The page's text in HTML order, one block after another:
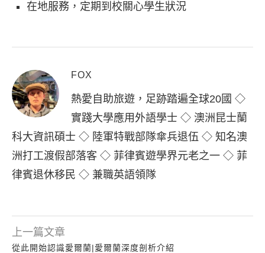
在地服務，定期到校關心學生狀況
FOX
熱愛自助旅遊，足跡踏遍全球20國 ◇
實踐大學應用外語學士 ◇ 澳洲昆士蘭
科大資訊碩士 ◇ 陸軍特戰部隊傘兵退伍 ◇ 知名澳
洲打工渡假部落客 ◇ 菲律賓遊學界元老之一 ◇ 菲
律賓退休移民 ◇ 兼職英語領隊
上一篇文章
從此開始認識愛爾蘭|愛爾蘭深度剖析介紹